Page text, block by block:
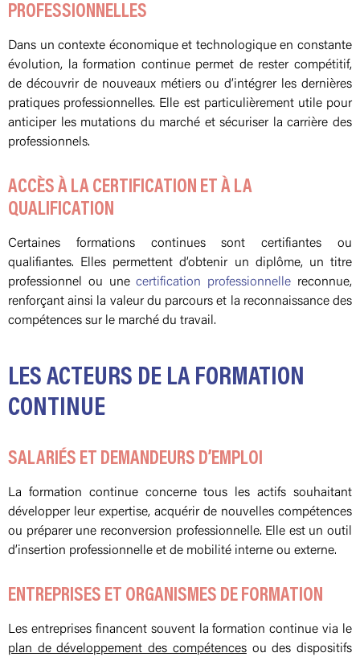
PROFESSIONNELLES
Dans un contexte économique et technologique en constante
évolution, la formation continue permet de rester compétitif,
de découvrir de nouveaux métiers ou d’intégrer les dernières
pratiques professionnelles. Elle est particulièrement utile pour
anticiper les mutations du marché et sécuriser la carrière des
professionnels.
ACCÈS À LA CERTIFICATION ET À LA
QUALIFICATION
Certaines formations continues sont certifiantes ou
qualifiantes. Elles permettent d’obtenir un diplôme, un titre
professionnel ou unecertification professionnelle reconnue,
renforçant ainsi la valeur du parcours et la reconnaissance des
compétences sur le marché du travail.
LES ACTEURS DE LA FORMATION
CONTINUE
SALARIÉS ET DEMANDEURS D’EMPLOI
La formation continue concerne tous les actifs souhaitant
développer leur expertise, acquérir de nouvelles compétences
ou préparer une reconversion professionnelle. Elle est un outil
d’insertion professionnelle et de mobilité interne ou externe.
ENTREPRISES ET ORGANISMES DE FORMATION
Les entreprises financent souvent la formation continue via le
plan de développement des compétencesou des dispositifs